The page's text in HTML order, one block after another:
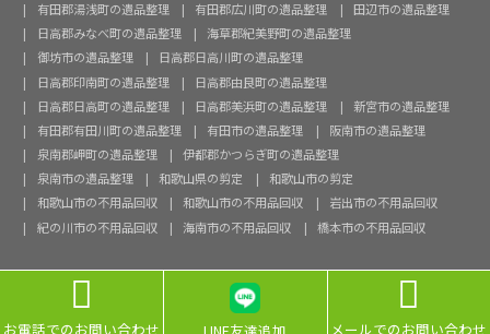
有田郡湯浅町の遺品整理
有田郡広川町の遺品整理
田辺市の遺品整理
日高郡みなべ町の遺品整理
海草郡紀美野町の遺品整理
御坊市の遺品整理
日高郡日高川町の遺品整理
日高郡印南町の遺品整理
日高郡由良町の遺品整理
日高郡日高町の遺品整理
日高郡美浜町の遺品整理
新宮市の遺品整理
有田郡有田川町の遺品整理
有田市の遺品整理
阪南市の遺品整理
泉南郡岬町の遺品整理
伊都郡かつらぎ町の遺品整理
泉南市の遺品整理
和歌山県の剪定
和歌山市の剪定
和歌山市の不用品回収
和歌山市の不用品回収
岩出市の不用品回収
紀の川市の不用品回収
海南市の不用品回収 橋本市の不用品回収

お電話でのお問い合わせ

メールでのお問い合わせ